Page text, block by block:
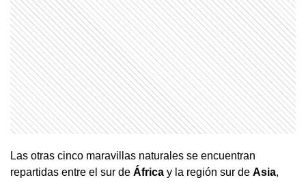
Las otras cinco maravillas naturales se encuentran
repartidas entre el sur de África y la región sur de Asia,